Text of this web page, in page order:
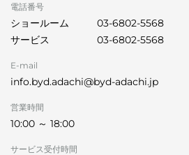
電話番号
ショールーム
03-6802-5568
サービス
03-6802-5568
E-mail
info.byd.adachi@byd-adachi.jp
営業時間
10:00 ～ 18:00
サービス受付時間